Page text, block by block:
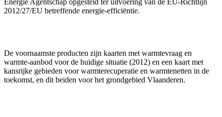
2012/27/EU betreffende energie-efficiëntie.
De voornaamste producten zijn kaarten met warmtevraag en
warmte-aanbod voor de huidige situatie (2012) en een kaart met
kansrijke gebieden voor warmterecuperatie en warmtenetten in de
toekomst, en dit beiden voor het grondgebied Vlaanderen.